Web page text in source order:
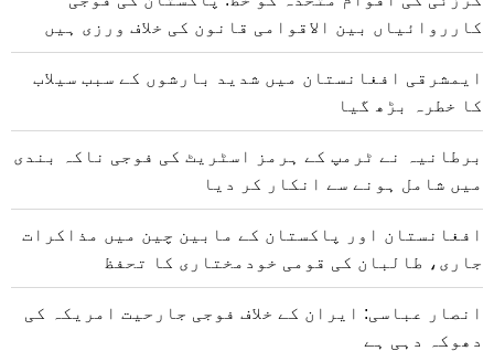
کارروائیاں بین الاقوامی قانون کی خلاف ورزی ہیں
ایمشرقی افغانستان میں شدید بارشوں کے سبب سیلاب
کا خطرہ بڑھ گیا
برطانیہ نے ٹرمپ کے ہرمز اسٹریٹ کی فوجی ناکہ بندی
میں شامل ہونے سے انکار کر دیا
افغانستان اور پاکستان کے مابین چین میں مذاکرات
جاری، طالبان کی قومی خودمختاری کا تحفظ
انصار عباسی: ایران کے خلاف فوجی جارحیت امریکہ کی
دھوکہ دہی ہے